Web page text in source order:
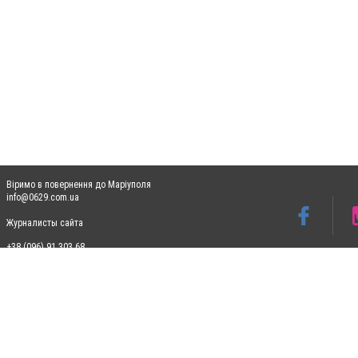
Віримо в повернення до Маріуполя
info@0629.com.ua
Журналисты сайта
+38 (096) 91 303 68